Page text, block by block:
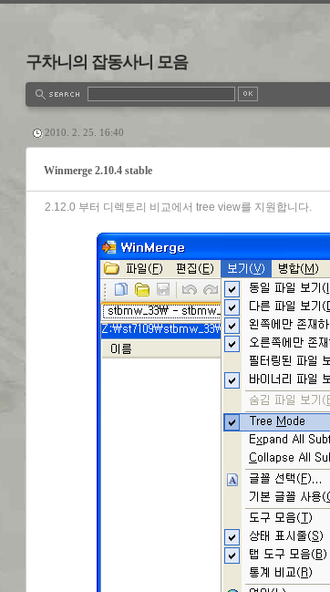
구차니의 잡동사니 모음
2010. 2. 25. 16:40
Winmerge 2.10.4 stable
2.12.0 부터 디렉토리 비교에서 tree view를 지원합니다.